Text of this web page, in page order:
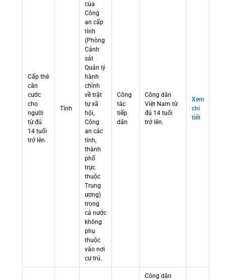
Cấp thẻ
căn
cước
cho
người
từ đủ
14 tuổi
trở lên
Tỉnh
của
Công
an cấp
tỉnh
(Phòng
Cảnh
sát
Quản lý
hành
chính
về trật
tự xã
hội,
Công
an các
tỉnh,
thành
phố
trực
thuộc
Trung
ương)
trong
cả nước
không
phụ
thuộc
vào nơi
cư trú.
Công
tác
tiếp
dân
Công dân
Việt Nam từ
đủ 14 tuổi
trở lên.
Xem
chi
tiết
Công dân